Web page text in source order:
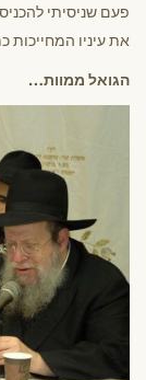
פעם שניסיתי
את עיניו המחייכות
הגואל ממוות…